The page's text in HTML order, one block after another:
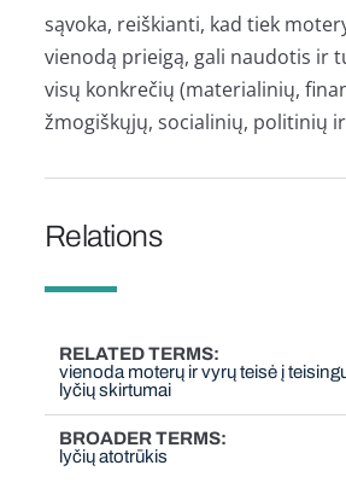
sąvoka, reiškianti, kad tiek
vienodą prieigą, gali naudotis ir
visų konkrečių (materialinių,
žmogiškųjų, socialinių, politinių
Relations
RELATED TERMS
vienoda moterų ir vyrų teisė į
lyčių skirtumai
BROADER TERMS
lyčių atotrūkis